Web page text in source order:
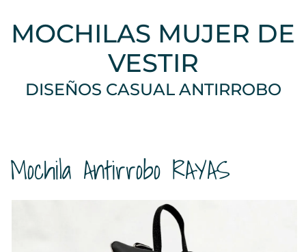
MOCHILAS MUJER DE
VESTIR
DISEÑOS CASUAL ANTIRROBO
Mochila Antirrobo RAYAS